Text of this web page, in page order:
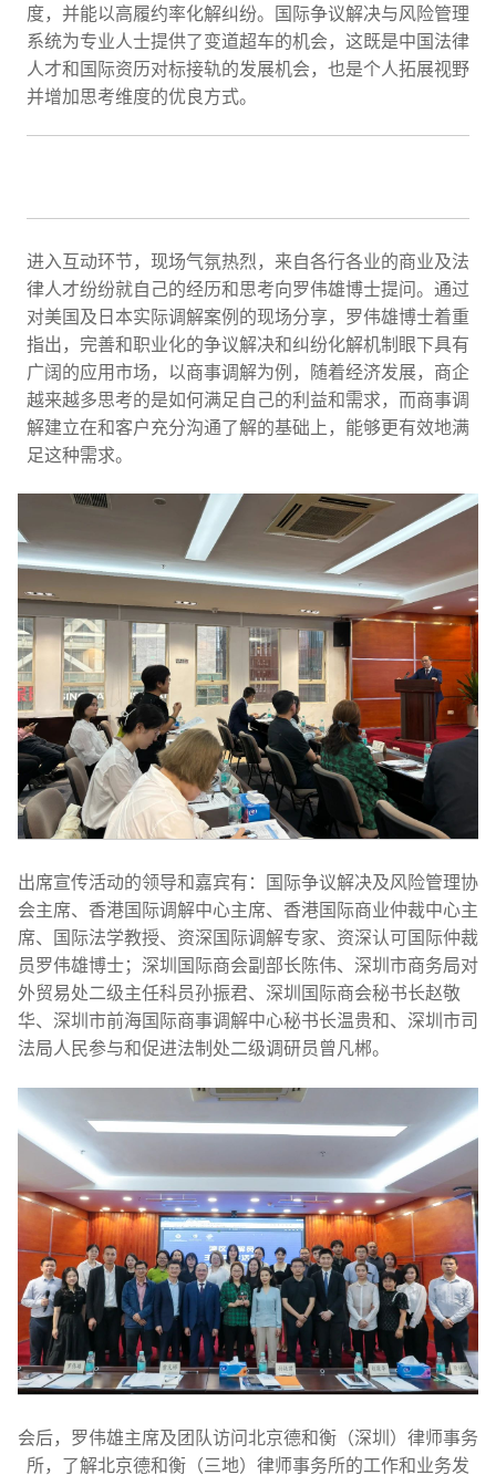
度，并能以高履约率化解纠纷。国际争议解决与风险管理
系统为专业人士提供了变道超车的机会，这既是中国法律
人才和国际资历对标接轨的发展机会，也是个人拓展视野
并增加思考维度的优良方式。
进入互动环节，现场气氛热烈，来自各行各业的商业及法
律人才纷纷就自己的经历和思考向罗伟雄博士提问。通过
对美国及日本实际调解案例的现场分享，罗伟雄博士着重
指出，完善和职业化的争议解决和纠纷化解机制眼下具有
广阔的应用市场，以商事调解为例，随着经济发展，商企
越来越多思考的是如何满足自己的利益和需求，而商事调
解建立在和客户充分沟通了解的基础上，能够更有效地满
足这种需求。
出席宣传活动的领导和嘉宾有：国际争议解决及风险管理协
会主席、香港国际调解中心主席、香港国际商业仲裁中心主
席、国际法学教授、资深国际调解专家、资深认可国际仲裁
员罗伟雄博士；深圳国际商会副部长陈伟、深圳市商务局对
外贸易处二级主任科员孙振君、深圳国际商会秘书长赵敬
华、深圳市前海国际商事调解中心秘书长温贵和、深圳市司
法局人民参与和促进法制处二级调研员曾凡郴。
会后，罗伟雄主席及团队访问北京德和衡（深圳）律师事务
所，了解北京德和衡（三地）律师事务所的工作和业务发